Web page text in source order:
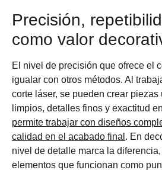
Precisión,
como valor
El nivel de precisión que ofrece el
igualar con otros métodos. Al
corte láser, se pueden crear
limpios, detalles finos y exactitud
permite trabajar con diseños
calidad en el acabado final . En
nivel de detalle marca la
elementos que funcionan como